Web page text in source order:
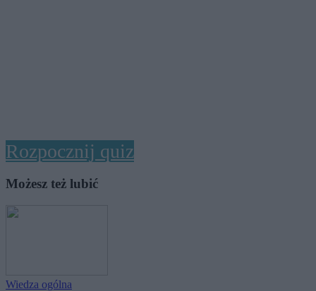
Rozpocznij quiz
Możesz też lubić
Wiedza ogólna